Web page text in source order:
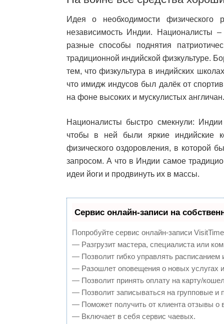
Идея о необходимости физического
независимость Индии. Националисты
разные способы поднятия
традиционной индийской физкультуре.
тем, что физкультура в индийских
что имидж индусов был далёк от
на фоне высоких и мускулистых англичан.
Националисты быстро смекнули:
чтобы в ней были яркие индийские
физического оздоровления, в которой
запросом. А что в Индии самое
идеи йоги и продвинуть их в массы.
Сервис онлайн-записи на
Попробуйте сервис онлайн-записи
— Разгрузит мастера, специалиста или
— Позволит гибко управлять расписанием
— Разошлет оповещения о новых услугах
— Позволит принять оплату на карту/
— Позволит записываться на групповые и
— Поможет получить от клиента отзывы о
— Включает в себя сервис чаевых.